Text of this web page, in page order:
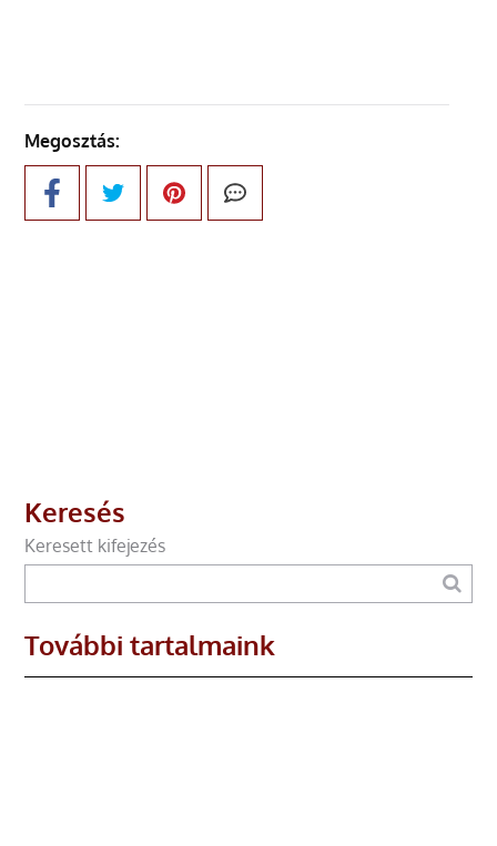
Megosztás:
Keresés
Keresett kifejezés
További tartalmaink